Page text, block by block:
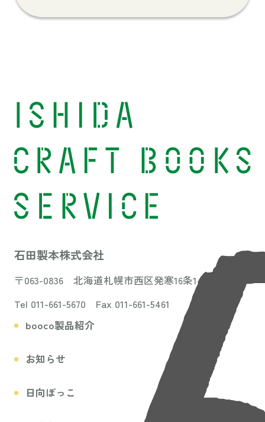
石田製本株式会社
〒063-0836 北海道札幌市西区発寒16条14丁目3-31
Tel 011-661-5670 Fax 011-661-5461
booco製品紹介
お知らせ
日向ぼっこ